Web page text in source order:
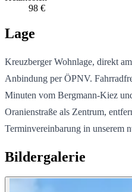
98 €
Lage
Kreuzberger Wohnlage, direkt
Anbindung per ÖPNV.
Minuten vom Bergmann-Kiez
Oranienstraße als Zentrum,
Terminvereinbarung in unserem
Bildergalerie